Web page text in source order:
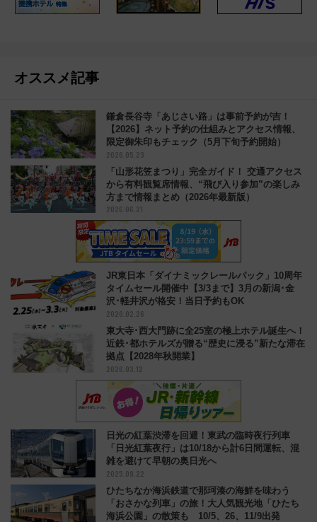
オススメ記事
鎌倉長谷寺「あじさい路」は事前予約が吉！
【2026】ネット予約の仕組みとアクセス情報、
限定御朱印もチェック（5月下旬予約開始）
2026.05.23
「山形花笠まつり」完全ガイド！ 交通アクセス
から有料観覧席情報、“飛び入り参加”の楽しみ
方まで情報まとめ（2026年最新版）
2026.06.21
JR東日本「ダイナミックレールパック」10周年
タイムセール開催中【3/3まで】3月の新潟･金
沢･軽井沢が格安！当日予約もOK
2026.02.26
東大寺･西大門跡に全25室の極上ホテル誕生へ！
近鉄･都ホテルズが贈る“歴史に浸る”新たな滞在
拠点【2028年秋開業】
2026.03.12
日光の紅葉渋滞を回避！東武の臨時夜行列車
「日光紅葉夜行」は10/18から計6日間運転、混
雑を避けて早朝の奥日光へ
2025.09.22
ひたちなか海浜鉄道で那珂湊の海鮮を味わう
「おさかな列車」の旅！大人気観光地「ひたち
海浜公園」の散策も 10/5、26、11/9出発